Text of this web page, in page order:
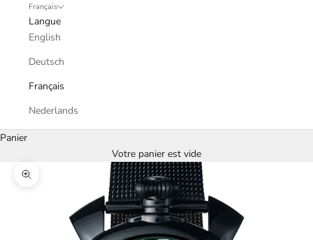
Français
Langue
English
Deutsch
Français
Nederlands
Panier
Votre panier est vide
Zoomer sur l'image